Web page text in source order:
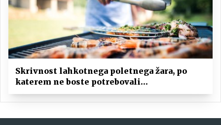
Skrivnost lahkotnega poletnega žara, po
katerem ne boste potrebovali
popoldanskega spanca